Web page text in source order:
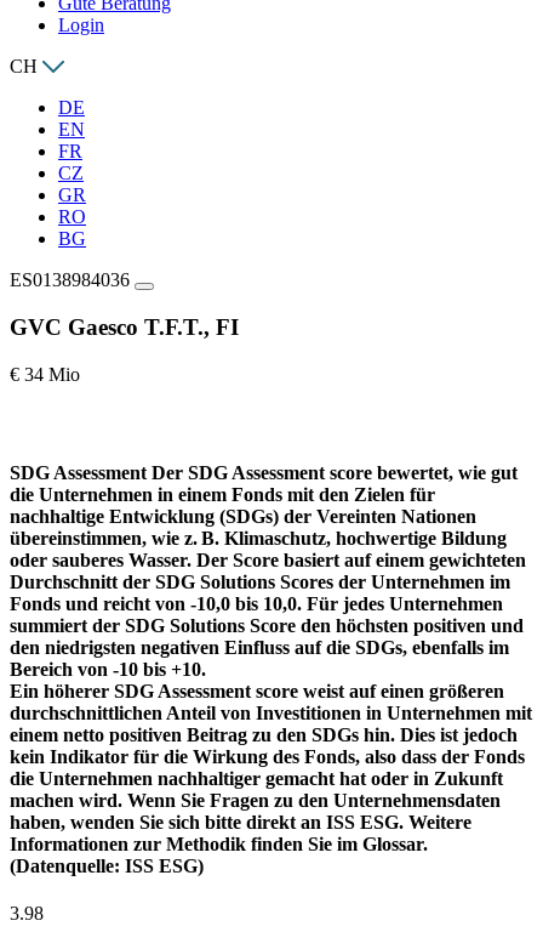
Login
CH
DE
EN
FR
CZ
GR
RO
BG
ES0138984036
GVC Gaesco T.F.T., FI
€ 34 Mio
SDG Assessment Der SDG Assessment score bewertet, wie gut
die Unternehmen in einem Fonds mit den Zielen für
nachhaltige Entwicklung (SDGs) der Vereinten Nationen
übereinstimmen, wie z. B. Klimaschutz, hochwertige Bildung
oder sauberes Wasser. Der Score basiert auf einem gewichteten
Durchschnitt der SDG Solutions Scores der Unternehmen im
Fonds und reicht von -10,0 bis 10,0. Für jedes Unternehmen
summiert der SDG Solutions Score den höchsten positiven und
den niedrigsten negativen Einfluss auf die SDGs, ebenfalls im
Bereich von -10 bis +10.
Ein höherer SDG Assessment score weist auf einen größeren
durchschnittlichen Anteil von Investitionen in Unternehmen mit
einem netto positiven Beitrag zu den SDGs hin. Dies ist jedoch
kein Indikator für die Wirkung des Fonds, also dass der Fonds
die Unternehmen nachhaltiger gemacht hat oder in Zukunft
machen wird. Wenn Sie Fragen zu den Unternehmensdaten
haben, wenden Sie sich bitte direkt an ISS ESG. Weitere
Informationen zur Methodik finden Sie im Glossar.
(Datenquelle: ISS ESG)
3.98